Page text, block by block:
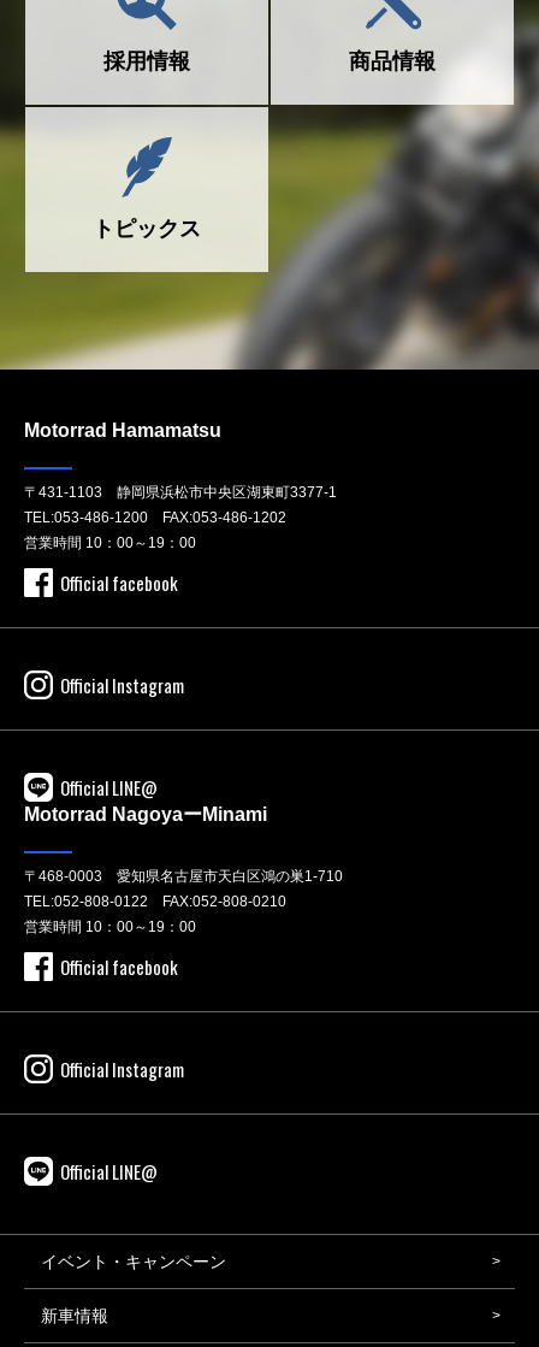
採用情報 商品情報
トピックス
Motorrad Hamamatsu
〒431-1103 静岡県浜松市中央区湖東町3377-1
TEL:053-486-1200 FAX:053-486-1202
営業時間 10：00～19：00
Official facebook
Official Instagram
Official LINE@
Motorrad NagoyaーMinami
〒468-0003 愛知県名古屋市天白区鴻の巣1-710
TEL:052-808-0122 FAX:052-808-0210
営業時間 10：00～19：00
Official facebook
Official Instagram
Official LINE@
イベント・キャンペーン
新車情報